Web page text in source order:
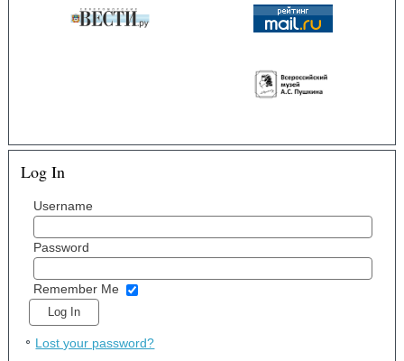
Log In
Username
Password
Remember Me
Lost your password?